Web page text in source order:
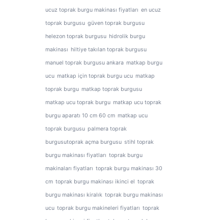
ucuz toprak burgu makinası fiyatları en ucuz
toprak burgusu güven toprak burgusu
helezon toprak burgusu hidrolik burgu
makinası hiltiye takılan toprak burgusu
manuel toprak burgusu ankara matkap burgu
ucu matkap için toprak burgu ucu matkap
toprak burgu matkap toprak burgusu
matkap ucu toprak burgu matkap ucu toprak
burgu aparatı 10 cm 60 cm matkap ucu
toprak burgusu palmera toprak
burgusutoprak açma burgusu stihl toprak
burgu makinası fiyatları toprak burgu
makinaları fiyatları toprak burgu makinası 30
cm toprak burgu makinası ikinci el toprak
burgu makinası kiralık toprak burgu makinası
ucu toprak burgu makineleri fiyatları toprak